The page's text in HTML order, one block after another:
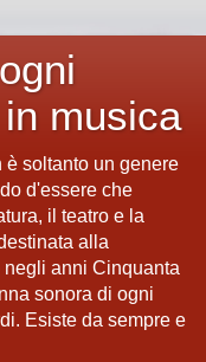
musica
soltanto un genere
d'essere che
il teatro e la
alla
anni Cinquanta
sonora di ogni
Esiste da sempre e